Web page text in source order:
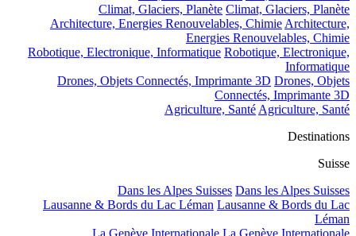
Climat, Glaciers, Planète Climat, Glaciers, Planète
Architecture, Energies Renouvelables, ChimieArchitecture,
Energies Renouvelables, Chimie
Robotique, Electronique, Informatique Robotique, Electronique,
Informatique
Drones, Objets Connectés, Imprimante 3D Drones, Objets
Connectés, Imprimante 3D
Agriculture, SantéAgriculture, Santé
Destinations
Suisse
Dans les Alpes Suisses Dans les Alpes Suisses
Lausanne & Bords du Lac Léman Lausanne & Bords du Lac
Léman